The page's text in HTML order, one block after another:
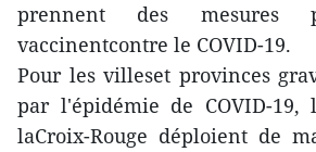
prennent des mesures
vaccinentcontre le COVID-19.
Pour les villeset provinces
par l'épidémie de COVID-19,
laCroix-Rouge déploient de